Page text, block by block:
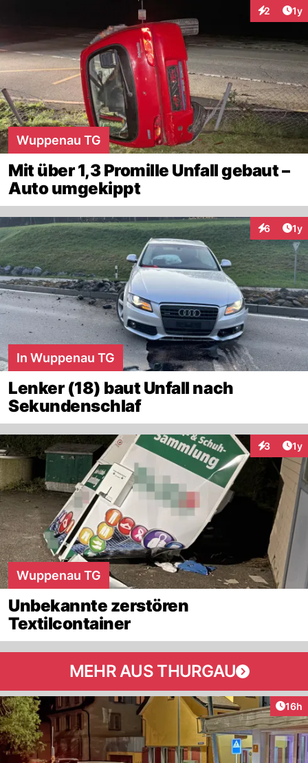
2 1y
Wuppenau TG
Mit über 1,3 Promille Unfall gebaut –
Auto umgekippt
6 1y
In Wuppenau TG
Lenker (18) baut Unfall nach
Sekundenschlaf
3 1y
Wuppenau TG
Unbekannte zerstören
Textilcontainer
MEHR AUS THURGAU
16h